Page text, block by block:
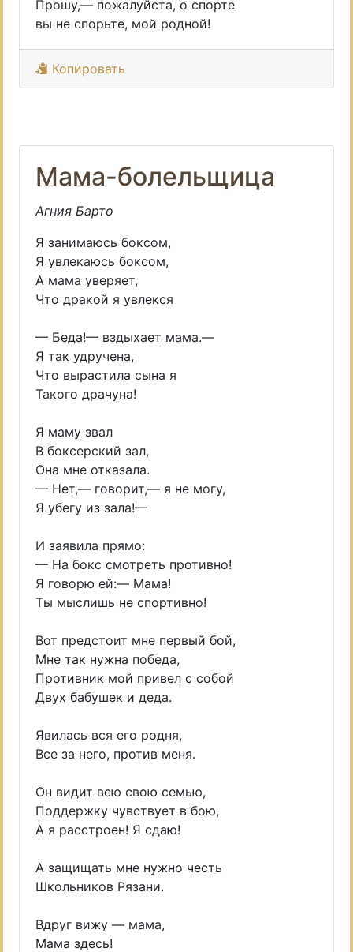
Прошу,— пожалуйста, о спорте
вы не спорьте, мой родной!
Копировать
Мама-болельщица
Агния Барто
Я занимаюсь боксом,
Я увлекаюсь боксом,
А мама уверяет,
Что дракой я увлекся
— Беда!— вздыхает мама.—
Я так удручена,
Что вырастила сына я
Такого драчуна!
Я маму звал
В боксерский зал,
Она мне отказала.
— Нет,— говорит,— я не могу,
Я убегу из зала!—
И заявила прямо:
— На бокс смотреть противно!
Я говорю ей:— Мама!
Ты мыслишь не спортивно!
Вот предстоит мне первый бой,
Мне так нужна победа,
Противник мой привел с собой
Двух бабушек и деда.
Явилась вся его родня,
Все за него, против меня.
Он видит всю свою семью,
Поддержку чувствует в бою,
А я расстроен! Я сдаю!
А защищать мне нужно честь
Школьников Рязани.
Вдруг вижу — мама,
Мама здесь!